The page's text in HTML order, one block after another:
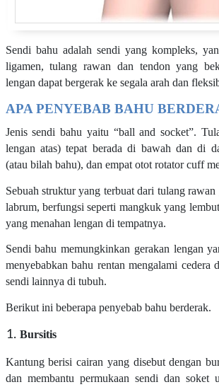
Sendi bahu adalah sendi yang kompleks,
ligamen, tulang rawan dan tendon yang
lengan dapat bergerak ke segala arah dan
APA PENYEBAB BAHU
Jenis sendi bahu yaitu “ball and socket”.
lengan atas) tepat berada di bawah dan di
(atau bilah bahu), dan empat otot rotator cuff
Sebuah struktur yang terbuat dari tulang
labrum, berfungsi seperti mangkuk yang
yang menahan lengan di tempatnya.
Sendi bahu memungkinkan gerakan lengan
menyebabkan bahu rentan mengalami cedera
sendi lainnya di tubuh.
Berikut ini beberapa penyebab bahu berderak.
Bursitis
Kantung berisi cairan yang disebut dengan
dan membantu permukaan sendi dan soket